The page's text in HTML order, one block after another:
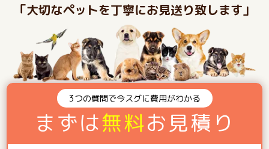
「大切なペットを丁寧にお見送り致します」
3つの質問で今スグに費用がわかる
まずは無料お見積り